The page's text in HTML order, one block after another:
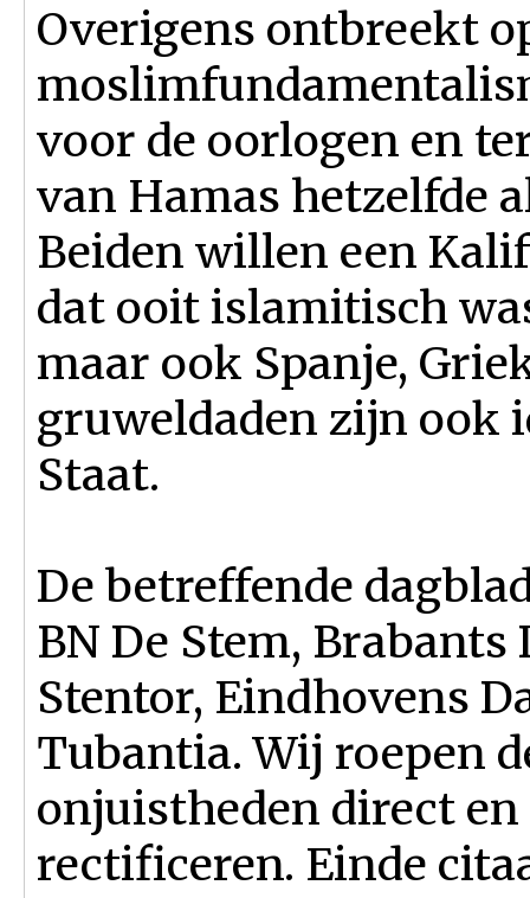
Overigens ontbreekt
voor de oorlogen en
van Hamas hetzelfde
Beiden willen een
dat ooit islamitisch
maar ook Spanje,
gruweldaden zijn ook
Staat.
De betreffende
BN De Stem, Brabants
Stentor, Eindhovens
Tubantia. Wij roepen
onjuistheden direct
rectificeren. Einde